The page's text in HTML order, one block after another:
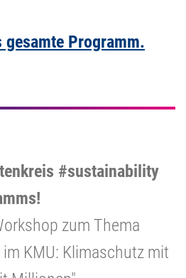
Programm.
#sustainability
zum Thema
KMU: Klimaschutz mit